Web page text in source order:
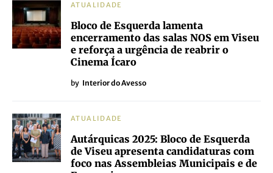
ATUALIDADE
Bloco de Esquerda lamenta
encerramento das salas NOS em Viseu
e reforça a urgência de reabrir o
Cinema Ícaro
by Interior do Avesso
ATUALIDADE
Autárquicas 2025: Bloco de Esquerda
de Viseu apresenta candidaturas com
foco nas Assembleias Municipais e de